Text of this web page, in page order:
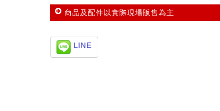
商品及配件以實際現場販售為主
LINE